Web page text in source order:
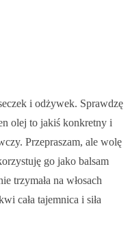
i odżywek. Sprawdzę
olej to jakiś konkretny i
Przepraszam, ale wolę
go jako balsam
trzymała na włosach
cała tajemnica i siła